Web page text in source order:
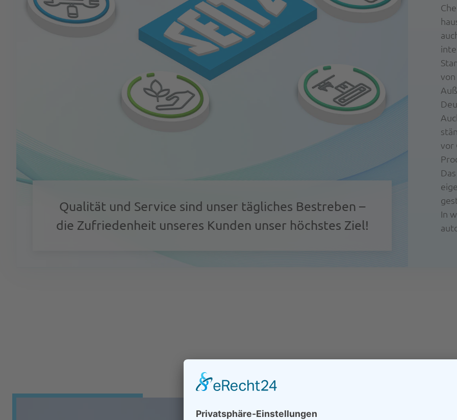
Qualität und Service sind unser tägliches Bestreben –
die Zufriedenheit unseres Kunden unser höchstes Ziel!
vor
In